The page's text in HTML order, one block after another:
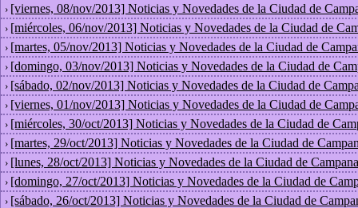
› [viernes, 08/nov/2013] Noticias y Novedades de la Ciudad de
› [miércoles, 06/nov/2013] Noticias y Novedades de la Ciudad de
› [martes, 05/nov/2013] Noticias y Novedades de la Ciudad de
› [domingo, 03/nov/2013] Noticias y Novedades de la Ciudad de
› [sábado, 02/nov/2013] Noticias y Novedades de la Ciudad de
› [viernes, 01/nov/2013] Noticias y Novedades de la Ciudad de
› [miércoles, 30/oct/2013] Noticias y Novedades de la Ciudad de
› [martes, 29/oct/2013] Noticias y Novedades de la Ciudad de
› [lunes, 28/oct/2013] Noticias y Novedades de la Ciudad de
› [domingo, 27/oct/2013] Noticias y Novedades de la Ciudad de
› [sábado, 26/oct/2013] Noticias y Novedades de la Ciudad de